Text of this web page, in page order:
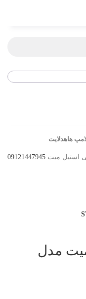
هاهدلایت
استیل میت 09121447945
مدل